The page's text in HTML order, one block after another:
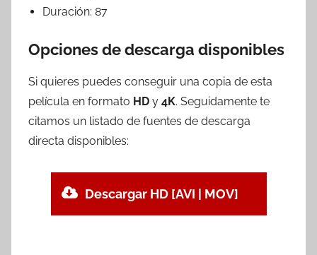
Duración: 87
Opciones de descarga disponibles
Si quieres puedes conseguir una copia de esta
película en formato HD y 4K. Seguidamente te
citamos un listado de fuentes de descarga
directa disponibles:
Descargar HD [AVI | MOV]